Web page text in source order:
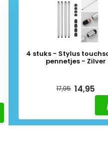
4 stuks - Stylus
pennetjes - Zilver
17,95 14,95